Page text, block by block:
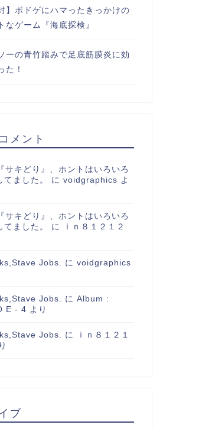
2008年4月5日
】ボドゲにハマったきっかけの
なゲーム『海底探検』
ーの青竹踏みで足底筋膜炎に効
た！
メント
サキどり』、ホントはいろいろ
てました。
に voidgraphics よ
サキどり』、ホントはいろいろ
てました。
に
ｉｎ８１２１２
Jobs. に voidgraphics
Jobs. に Album :
E - 4 より
Jobs. に
ｉｎ８１２１
ブ